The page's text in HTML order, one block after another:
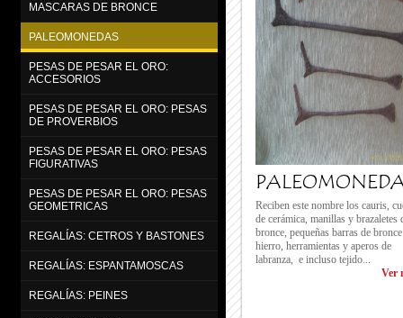
Reciben este nombre los cauris,
de cerámica, manillas y brazaletes
bronce, pequeñas barras de
hierro, herramientas y aperos de
labranza, e incluso tejido...
Ver
MASCARAS DE BRONCE
PALEOMONEDAS
PESAS DE PESAR EL ORO:
ACCESORIOS
PESAS DE PESAR EL ORO: PESAS
DE PROVERBIOS
PESAS DE PESAR EL ORO: PESAS
FIGURATIVAS
PESAS DE PESAR EL ORO: PESAS
GEOMETRICAS
REGALÍAS: CETROS Y BASTONES
REGALÍAS: ESPANTAMOSCAS
REGALÍAS: PEINES